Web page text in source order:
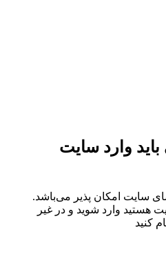
وارد سایت
سایت امکان پذیر می‌باشد.
هستید وارد شوید و در غیر
کنید